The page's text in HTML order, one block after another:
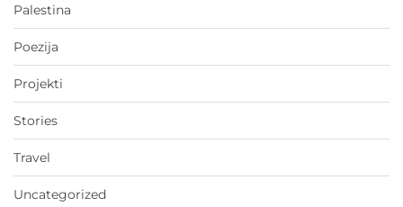
Palestina
Poezija
Projekti
Stories
Travel
Uncategorized